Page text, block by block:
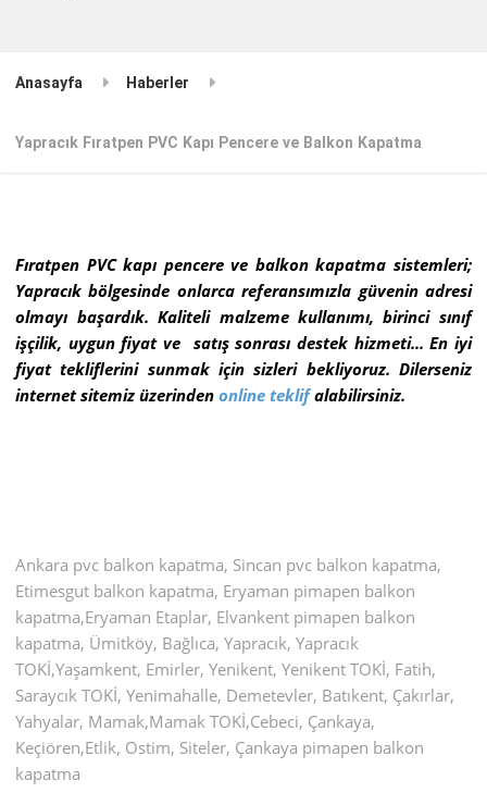
Anasayfa Haberler
Yapracık Fıratpen PVC Kapı Pencere ve Balkon Kapatma
Fıratpen PVC kapı pencere ve balkon kapatma sistemleri;
Yapracık bölgesinde onlarca referansımızla güvenin adresi
olmayı başardık. Kaliteli malzeme kullanımı, birinci sınıf
işçilik, uygun fiyat ve satış sonrası destek hizmeti... En iyi
fiyat tekliflerini sunmak için sizleri bekliyoruz. Dilerseniz
internet sitemiz üzerinden online teklif alabilirsiniz.
Ankara pvc balkon kapatma, Sincan pvc balkon kapatma,
Etimesgut balkon kapatma, Eryaman pimapen balkon
kapatma,Eryaman Etaplar, Elvankent pimapen balkon
kapatma, Ümitköy, Bağlıca, Yapracık, Yapracık
TOKİ,Yaşamkent, Emirler, Yenikent, Yenikent TOKİ, Fatih,
Saraycık TOKİ, Yenimahalle, Demetevler, Batıkent, Çakırlar,
Yahyalar, Mamak,Mamak TOKİ,Cebeci, Çankaya,
Keçiören,Etlik, Ostim, Siteler, Çankaya pimapen balkon
kapatma